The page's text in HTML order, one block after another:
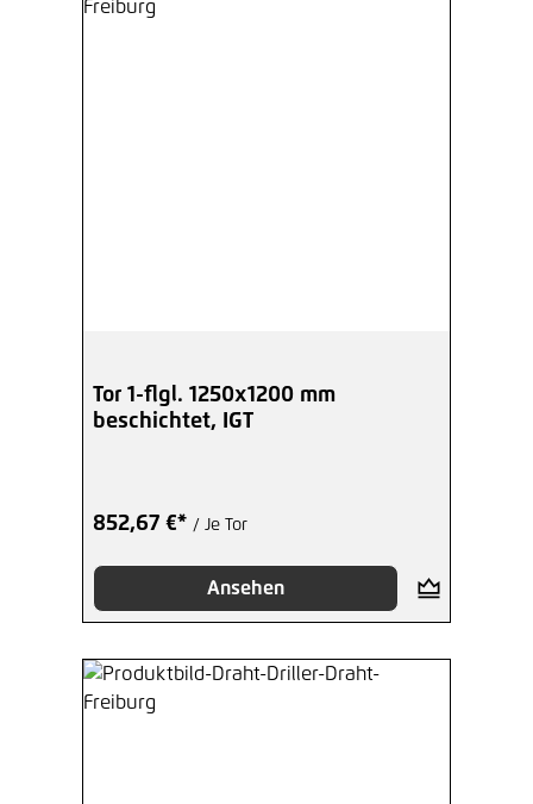
Tor 1-flgl. 1250x1200 mm
beschichtet, IGT
852,67 €* / Je Tor
Ansehen